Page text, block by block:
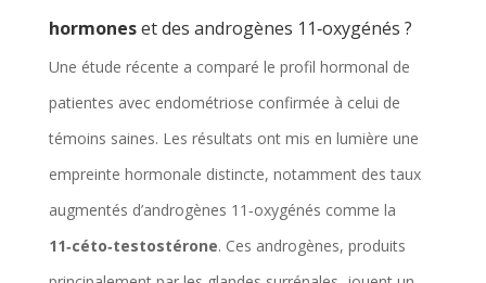
hormoneset des androgènes 11‑oxygénés ?
Une étude récente a comparé le profil hormonal de
patientes avec endométriose confirmée à celui de
témoins saines. Les résultats ont mis en lumière une
empreinte hormonale distincte, notamment des taux
augmentés d’androgènes 11‑oxygénés comme la
11‑céto‑testostérone. Ces androgènes, produits